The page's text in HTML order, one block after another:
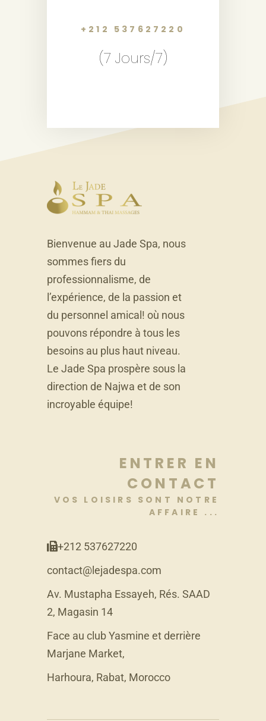
+212 537627220
(7 Jours/7)
Bienvenue au Jade Spa, nous
sommes fiers du
professionnalisme, de
l’expérience, de la passion et
du personnel amical! où nous
pouvons répondre à tous les
besoins au plus haut niveau.
Le Jade Spa prospère sous la
direction de Najwa et de son
incroyable équipe!
ENTRER EN
CONTACT
VOS LOISIRS SONT NOTRE
AFFAIRE ...
+212 537627220
contact@lejadespa.com
Av. Mustapha Essayeh, Rés. SAAD
2, Magasin 14
Face au club Yasmine et derrière
Marjane Market,
Harhoura, Rabat, Morocco